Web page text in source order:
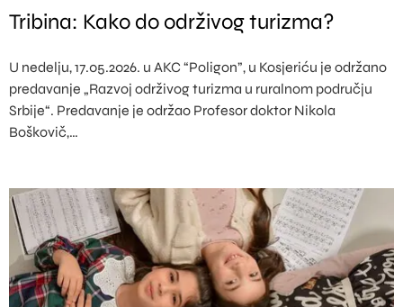
Tribina: Kako do održivog turizma?
U nedelju, 17.05.2026. u AKC “Poligon”, u Kosjeriću je održano
predavanje „Razvoj održivog turizma u ruralnom području
Srbije“. Predavanje je održao Profesor doktor Nikola
Boškovič,…